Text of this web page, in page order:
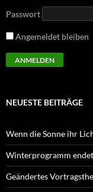
Passwort
Angemeldet bleiben
NEUESTE BEITRÄGE
Wenn die Sonne ihr
Winterprogramm
Geändertes